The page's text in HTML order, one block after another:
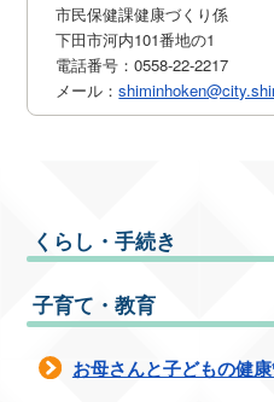
市民保健課健康づくり係
下田市河内101番地の1
電話番号：0558-22-2217
メール：
くらし・手続き
子育て・教育
お母さんと子どもの健